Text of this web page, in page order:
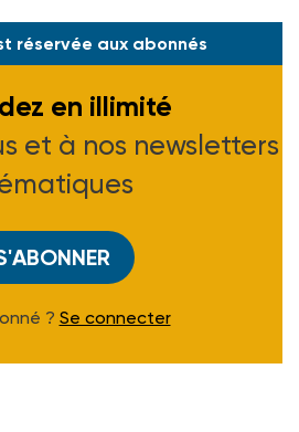
réservée aux abonnés
en illimité
et à nos newsletters
? Se connecter